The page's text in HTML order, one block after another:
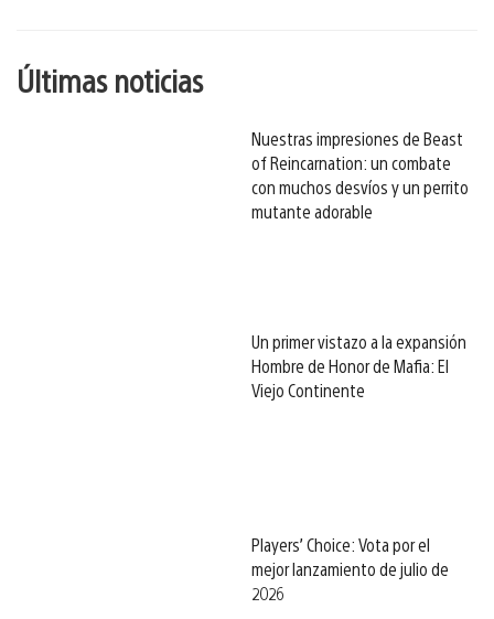
Últimas noticias
Nuestras impresiones de Beast
of Reincarnation: un combate
con muchos desvíos y un perrito
mutante adorable
Un primer vistazo a la expansión
Hombre de Honor de Mafia: El
Viejo Continente
Players’ Choice: Vota por el
mejor lanzamiento de julio de
2026